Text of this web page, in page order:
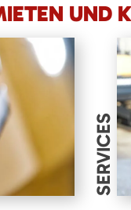
UND
SERVICES